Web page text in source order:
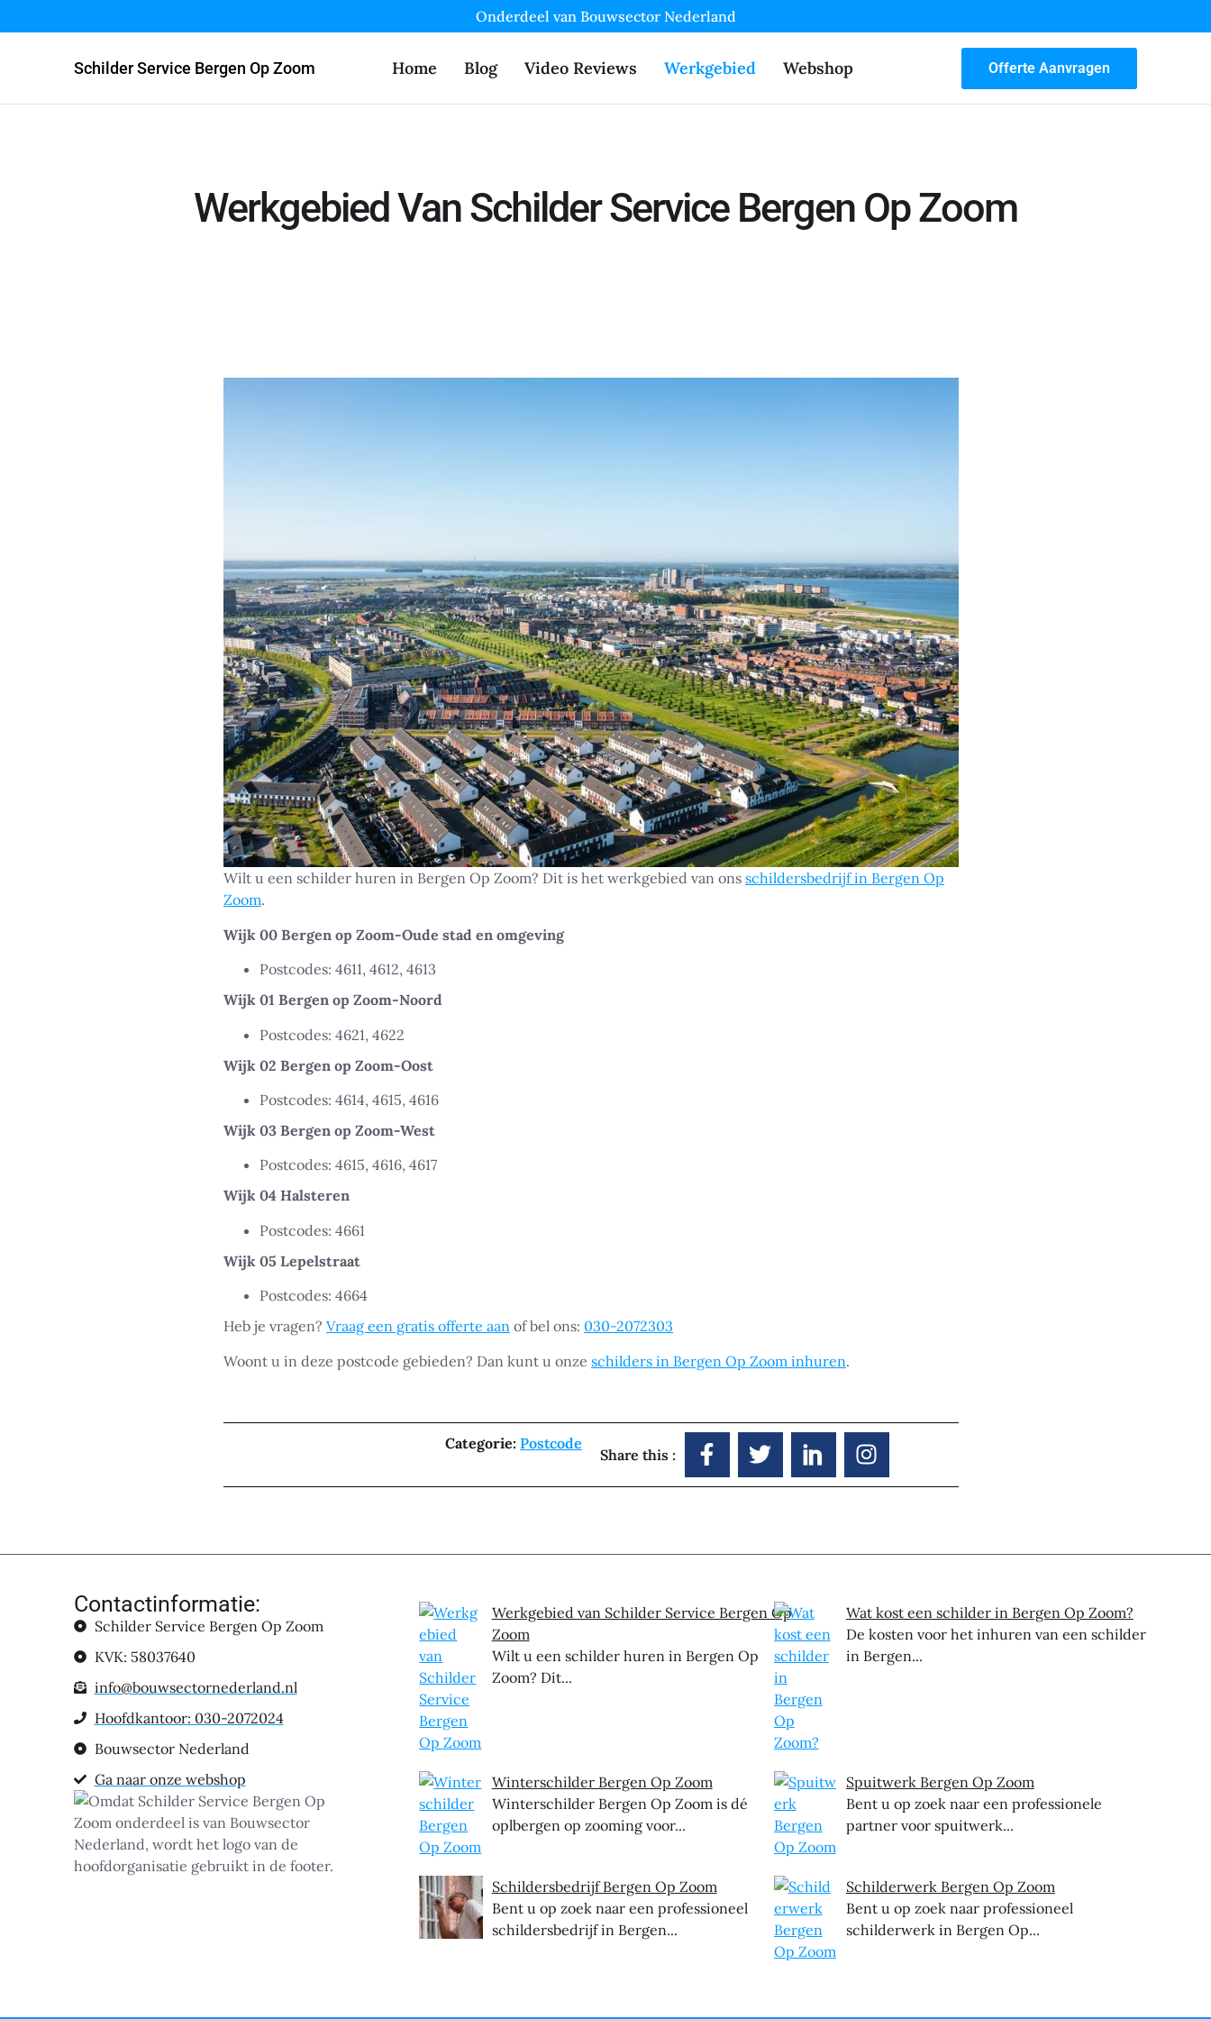
Onderdeel van Bouwsector Nederland
Schilder Service Bergen Op Zoom Home Blog Video Reviews Werkgebied Webshop Offerte Aanvragen
Werkgebied Van Schilder Service Bergen Op Zoom
Wilt u een schilder huren in Bergen Op Zoom? Dit is het werkgebied van ons schildersbedrijf in Bergen Op
Zoom.
Wijk 00 Bergen op Zoom-Oude stad en omgeving
Postcodes: 4611, 4612, 4613
Wijk 01 Bergen op Zoom-Noord
Postcodes: 4621, 4622
Wijk 02 Bergen op Zoom-Oost
Postcodes: 4614, 4615, 4616
Wijk 03 Bergen op Zoom-West
Postcodes: 4615, 4616, 4617
Wijk 04 Halsteren
Postcodes: 4661
Wijk 05 Lepelstraat
Postcodes: 4664
Heb je vragen? Vraag een gratis offerte aan of bel ons: 030-2072303
Woont u in deze postcode gebieden? Dan kunt u onze schilders in Bergen Op Zoom inhuren.
Categorie: Postcode
Share this :
Contactinformatie:
Schilder Service Bergen Op Zoom
KVK: 58037640
info@bouwsectornederland.nl
Hoofdkantoor: 030-2072024
Bouwsector Nederland
Ga naar onze webshop
Werkgebied van Schilder Service Bergen Op
Zoom
Wilt u een schilder huren in Bergen Op
Zoom? Dit...
Winterschilder Bergen Op Zoom
Winterschilder Bergen Op Zoom is dé
oplbergen op zooming voor...
Schildersbedrijf Bergen Op Zoom
Bent u op zoek naar een professioneel
schildersbedrijf in Bergen...
Wat kost een schilder in Bergen Op Zoom?
De kosten voor het inhuren van een schilder
in Bergen...
Spuitwerk Bergen Op Zoom
Bent u op zoek naar een professionele
partner voor spuitwerk...
Schilderwerk Bergen Op Zoom
Bent u op zoek naar professioneel
schilderwerk in Bergen Op...